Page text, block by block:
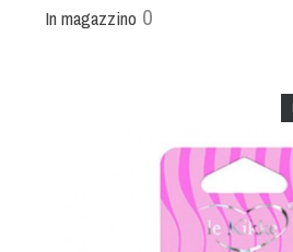
In magazzino 0